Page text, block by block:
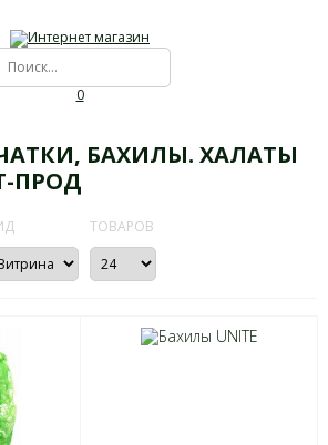
0
БАХИЛЫ. ХАЛАТЫ
ПРОД
ТОВАРОВ